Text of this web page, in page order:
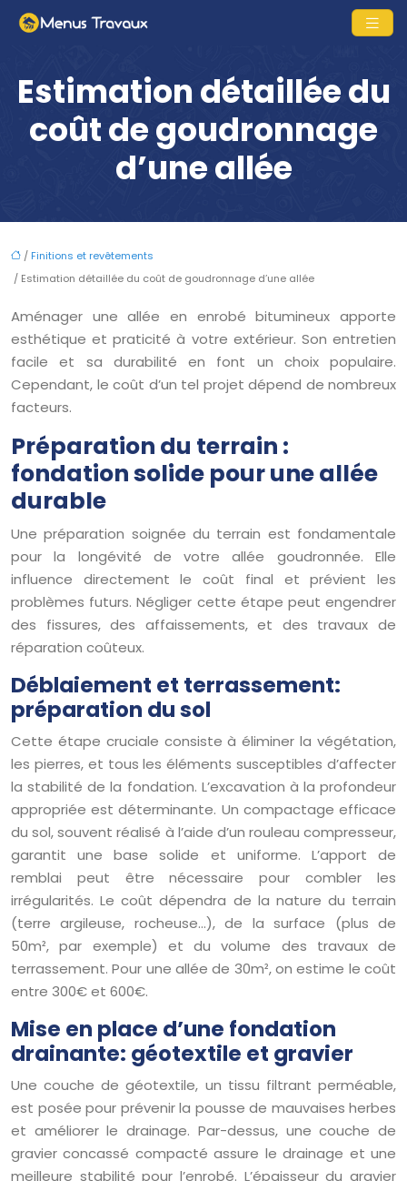
Estimation détaillée du
coût de goudronnage
d’une allée
/ Finitions et revêtements
/ Estimation détaillée du coût de goudronnage d’une allée
Aménager une allée en enrobé bitumineux apporte
esthétique et praticité à votre extérieur. Son entretien
facile et sa durabilité en font un choix populaire.
Cependant, le coût d’un tel projet dépend de nombreux
facteurs.
Préparation du terrain :
fondation solide pour une allée
durable
Une préparation soignée du terrain est fondamentale
pour la longévité de votre allée goudronnée. Elle
influence directement le coût final et prévient les
problèmes futurs. Négliger cette étape peut engendrer
des fissures, des affaissements, et des travaux de
réparation coûteux.
Déblaiement et terrassement:
préparation du sol
Cette étape cruciale consiste à éliminer la végétation,
les pierres, et tous les éléments susceptibles d’affecter
la stabilité de la fondation. L’excavation à la profondeur
appropriée est déterminante. Un compactage efficace
du sol, souvent réalisé à l’aide d’un rouleau compresseur,
garantit une base solide et uniforme. L’apport de
remblai peut être nécessaire pour combler les
irrégularités. Le coût dépendra de la nature du terrain
(terre argileuse, rocheuse…), de la surface (plus de
50m², par exemple) et du volume des travaux de
terrassement. Pour une allée de 30m², on estime le coût
entre 300€ et 600€.
Mise en place d’une fondation
drainante: géotextile et gravier
Une couche de géotextile, un tissu filtrant perméable,
est posée pour prévenir la pousse de mauvaises herbes
et améliorer le drainage. Par-dessus, une couche de
gravier concassé compacté assure le drainage et une
meilleure stabilité pour l’enrobé. L’épaisseur du gravier